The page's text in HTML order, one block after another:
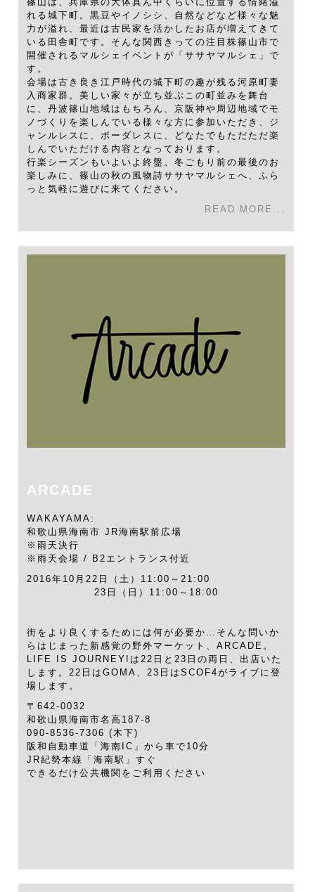
れる城下町。黒豆やイノシシ、自然などなど様々な魅
力が溢れ、最近は古民家を活かしたお店が増えてきて
いる田舎町です。そんな関西きっての注目株篠山市で
開催されるマルシェイベントが「ササヤマルシェ」で
す。
会場は古き良き江戸時代の城下町の趣が残る河原町妻
入商家群。美しい家々が立ち並ぶこの町並みを舞台
に、丹波篠山地域はもちろん、京阪神や周辺地域でモ
ノづくりを楽しんでいる様々な方に参加いただき、ジ
ャンルレスに、ボーダレスに、どなたでもただただ楽
しんでいただける内容となっております。
行楽シーズンもいよいよ終盤。冬ごもり前の最後のお
楽しみに、篠山の秋の風物詩ササヤマルシェへ、ふら
っと気軽に遊びに来てください。
READ MORE...
ARCADE
WAKAYAMA:
和歌山県海南市 JR海南駅前広場
※雨天決行
※雨天会場 / B2エントランス付近
2016年10月22日（土）11:00～21:00
23日（日）11:00～18:00
街をより良くするためには何が必要か…そんな問いか
らはじまった新感覚の野外マーケット、ARCADE。
LIFE IS JOURNEY!は22日と23日の両日、出店いた
します。22日はGOMA、23日はSCOF4がライブに登
場します。
〒642-0032
和歌山県海南市名高187-8
090-8536-7306 (木下)
阪和自動車道「海南IC」から車で10分
JR紀勢本線「海南駅」すぐ
できるだけ公共機関をご利用ください